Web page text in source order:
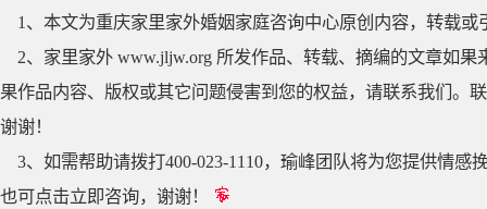
1、本文为重庆家里家外婚姻家庭咨询中心原创内容，转载
2、家里家外 www.jljw.org 所发作品、转载、摘编的文章如
果作品内容、版权或其它问题侵害到您的权益，请联系我们。
谢谢！
3、如需帮助请拨打400-023-1110，瑜峰团队将为您提供情
也可点击立即咨询，谢谢！